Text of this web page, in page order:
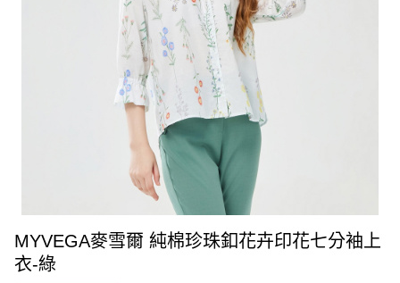
MYVEGA麥雪爾 純棉珍珠釦花卉印花七分袖上
衣-綠